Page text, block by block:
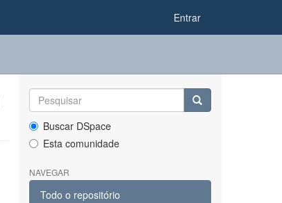
Entrar
Buscar DSpace
Esta comunidade
NAVEGAR
Todo o repositório